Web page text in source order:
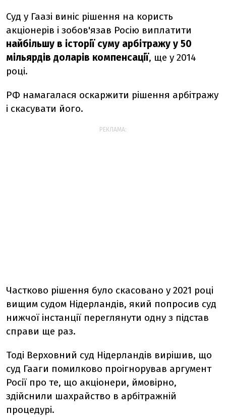
Суд у Гаазі виніс рішення на користь
акціонерів і зобов'язав Росію виплатити
найбільшу в історії суму арбітражу у 50
мільярдів доларів компенсації, ще у 2014
році.
РФ намагалася оскаржити рішення арбітражу
і скасувати його.
РЕКЛАМА:
Частково рішення було скасовано у 2021 році
вищим судом Нідерландів, який попросив суд
нижчої інстанції переглянути одну з підстав
справи ще раз.
Тоді Верховний суд Нідерландів вирішив, що
суд Гааги помилково проігнорував аргумент
Росії про те, що акціонери, ймовірно,
здійснили шахрайство в арбітражній
процедурі.